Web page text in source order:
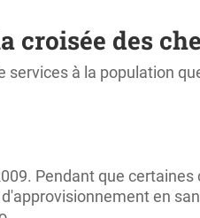
croisée des
à la population
Pendant que
en